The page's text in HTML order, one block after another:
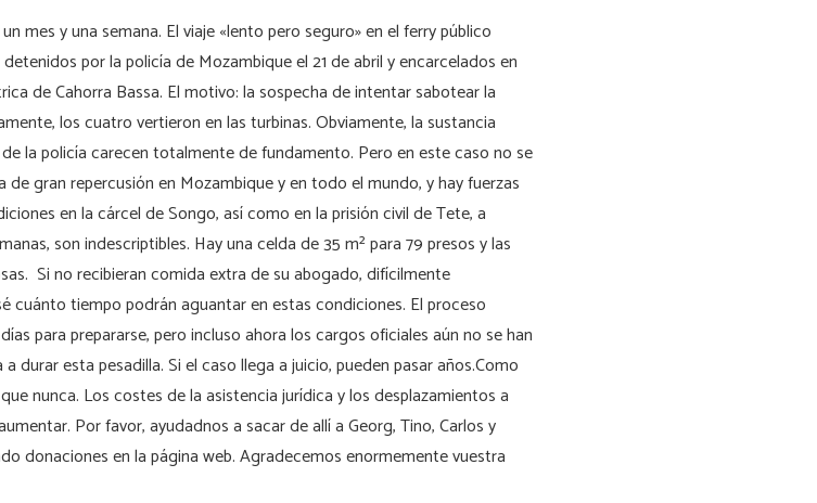
mes y una semana. El viaje «lento pero seguro» en el ferry público
por la policía de Mozambique el 21 de abril y encarcelados en
de Cahorra Bassa. El motivo: la sospecha de intentar sabotear la
los cuatro vertieron en las turbinas. Obviamente, la sustancia
la policía carecen totalmente de fundamento. Pero en este caso no se
gran repercusión en Mozambique y en todo el mundo, y hay fuerzas
en la cárcel de Songo, así como en la prisión civil de Tete, a
son indescriptibles. Hay una celda de 35 m² para 79 presos y las
Si no recibieran comida extra de su abogado, difícilmente
cuánto tiempo podrán aguantar en estas condiciones. El proceso
para prepararse, pero incluso ahora los cargos oficiales aún no se han
esta pesadilla. Si el caso llega a juicio, pueden pasar años.Como
nunca. Los costes de la asistencia jurídica y los desplazamientos a
Por favor, ayudadnos a sacar de allí a Georg, Tino, Carlos y
donaciones en la página web. Agradecemos enormemente vuestra